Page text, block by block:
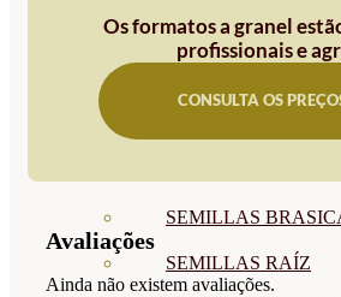
SEMILLAS FLORES
SEMILLAS
SEMILLAS RAÍZ
Os formatos a granel
profissionais e
CONSULTA OS
Avaliações
Ainda não existem avaliações.